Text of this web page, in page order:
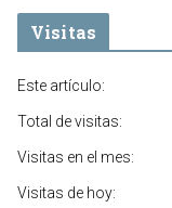
Visitas
Este artículo:
Total de visitas:
Visitas en el mes:
Visitas de hoy: